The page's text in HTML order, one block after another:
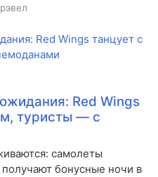
Red Wings
туристы — с
самолеты
бонусные ночи в